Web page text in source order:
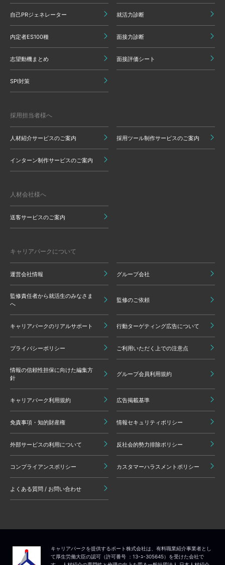
自己PRジェネレーター 就活力診断
内定者ES100種 面接力診断
志望動機まとめ 面接評価シート
SPI対策
採用担当者様へ
人材紹介サービスのご案内 採用ツール制作サービスのご案内
インターン制作サービスのご案内
人材会社様へ
送客サービスのご案内
キャリアパークについて
運営会社情報 グループ会社
監修責任者から就活生のみなさま
へ
監修のご依頼
キャリアパークのリアルサポート 行動ターゲティング広告について
プライバシーポリシー ご利用いただく上での注意点
情報の信頼性担保に向けた編集方
針
グループ会員利用規約
キャリアパーク利用規約 広告掲載基準
免責事項・知的財産権 情報セキュリティポリシー
外部サービスの利用について 反社会的勢力排除ポリシー
コンプライアンスポリシー カスタマーハラスメントポリシー
よくある質問 / お問い合わせ